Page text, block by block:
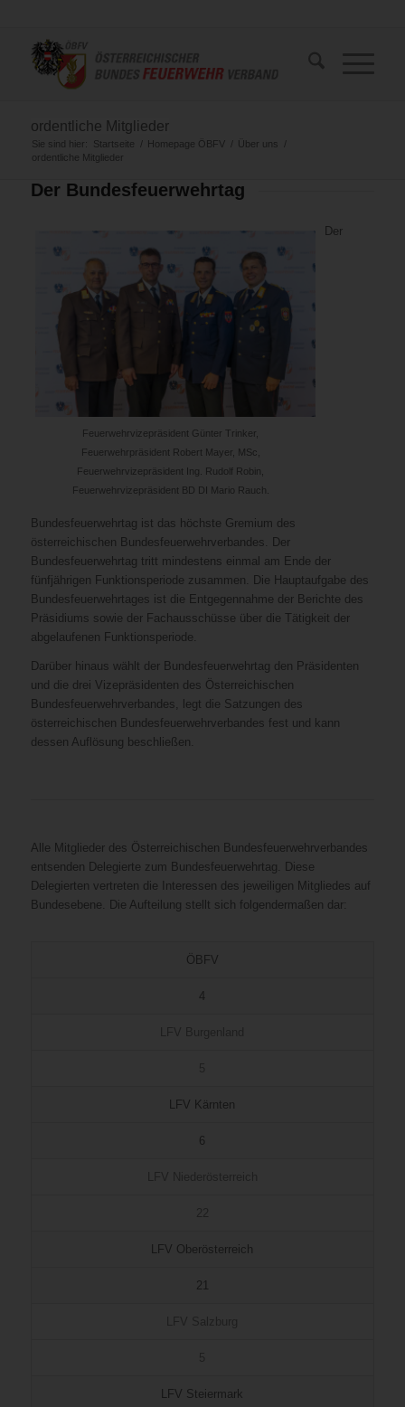
ordentliche Mitglieder
Sie sind hier: Startseite / Homepage ÖBFV / Über uns
/
ordentliche Mitglieder
Der Bundesfeuerwehrtag
Feuerwehrvizepräsident Günter Trinker,
Feuerwehrpräsident Robert Mayer, MSc,
Feuerwehrvizepräsident Ing. Rudolf Robin,
Feuerwehrvizepräsident BD DI Mario Rauch.
Der
Bundesfeuerwehrtag ist das höchste Gremium des
österreichischen Bundesfeuerwehrverbandes. Der
Bundesfeuerwehrtag tritt mindestens einmal am Ende der
fünfjährigen Funktionsperiode zusammen. Die Hauptaufgabe des
Bundesfeuerwehrtages ist die Entgegennahme der Berichte des
Präsidiums sowie der Fachausschüsse über die Tätigkeit der
abgelaufenen Funktionsperiode.
Darüber hinaus wählt der Bundesfeuerwehrtag den Präsidenten
und die drei Vizepräsidenten des Österreichischen
Bundesfeuerwehrverbandes, legt die Satzungen des
österreichischen Bundesfeuerwehrverbandes fest und kann
dessen Auflösung beschließen.
Alle Mitglieder des Österreichischen Bundesfeuerwehrverbandes
entsenden Delegierte zum Bundesfeuerwehrtag. Diese
Delegierten vertreten die Interessen des jeweiligen Mitgliedes auf
Bundesebene. Die Aufteilung stellt sich folgendermaßen dar:
ÖBFV
4
LFV Kärnten
6
LFV Oberösterreich
21
LFV Steiermark